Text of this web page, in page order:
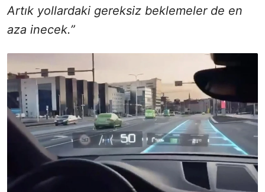
Artık yollardaki gereksiz beklemeler de en
aza inecek.”